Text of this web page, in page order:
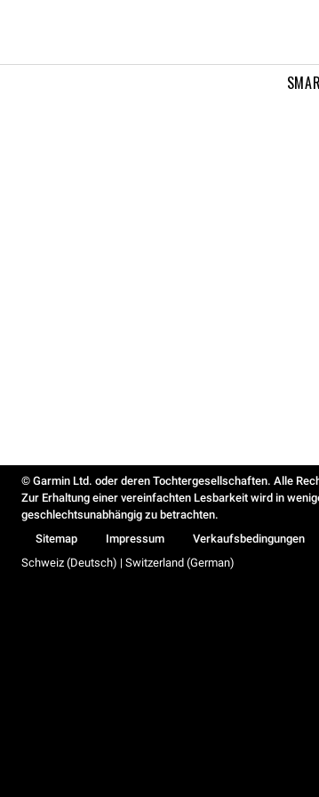
© Garmin Ltd. oder deren Tochtergesellschaften. Alle
Zur Erhaltung einer vereinfachten Lesbarkeit wird in
geschlechtsunabhängig zu betrachten.
Sitemap
Impressum Verkaufsbedingungen
Schweiz (Deutsch) | Switzerland (German)